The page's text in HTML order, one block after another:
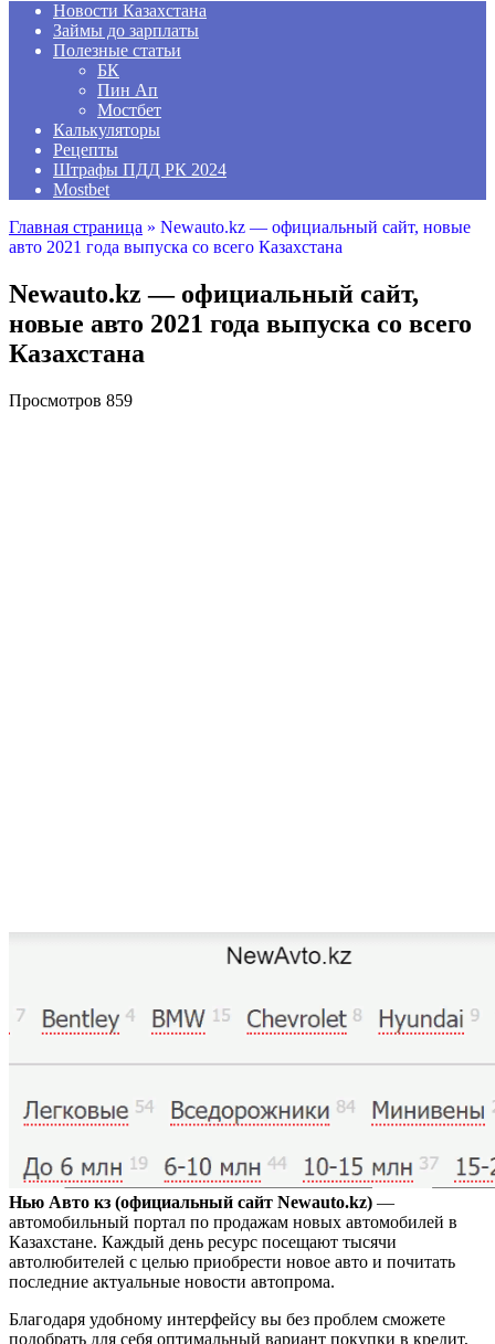
Новости Казахстана
Займы до зарплаты
Полезные статьи
БК
Пин Ап
Мостбет
Калькуляторы
Рецепты
Штрафы ПДД РК 2024
Mostbet
Главная страница » Newauto.kz — официальный сайт, новые
авто 2021 года выпуска со всего Казахстана
Newauto.kz — официальный сайт,
новые авто 2021 года выпуска со всего
Казахстана
Просмотров 859
Нью Авто кз (официальный сайт Newauto.kz) —
автомобильный портал по продажам новых автомобилей в
Казахстане. Каждый день ресурс посещают тысячи
автолюбителей с целью приобрести новое авто и почитать
последние актуальные новости автопрома.
Благодаря удобному интерфейсу вы без проблем сможете
подобрать для себя оптимальный вариант покупки в кредит,